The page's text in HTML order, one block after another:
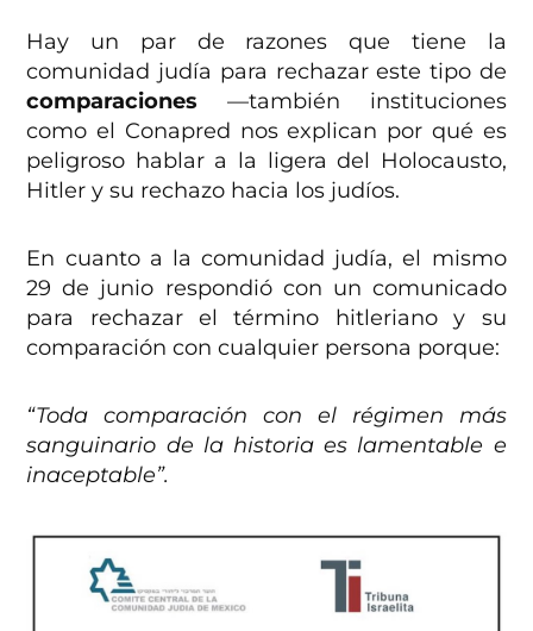
Hay un par de razones que tiene la
comunidad judía para rechazar este tipo de
comparaciones —también instituciones
como el Conapred nos explican por qué es
peligroso hablar a la ligera del Holocausto,
Hitler y su rechazo hacia los judíos.
En cuanto a la comunidad judía, el mismo
29 de junio respondió con un comunicado
para rechazar el término hitleriano y su
comparación con cualquier persona porque:
“Toda comparación con el régimen más
sanguinario de la historia es lamentable e
inaceptable”.